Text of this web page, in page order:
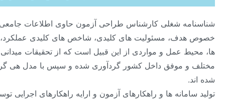
شغلی کارشناس طراحی آزمون حاوی اطلاعات جامعی در
مسئولیت های کلیدی، شاخص های کلیدی عملکرد، شایستگی
عمل و مواردی از این قبیل است که از تحقیقات میدانی در صنایع
موفق داخل کشور گردآوری شده و سپس با مدل هی گروپ تحلیل
ها و راهکارهای آزمون و ارایه راهکارهای اجرایی توسعه